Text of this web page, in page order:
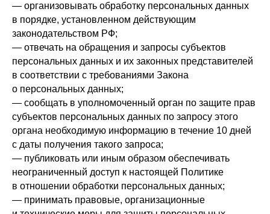
— организовывать обработку персональных данных
в порядке, установленном действующим
законодательством РФ;
— отвечать на обращения и запросы субъектов
персональных данных и их законных представителей
в соответствии с требованиями Закона
о персональных данных;
— сообщать в уполномоченный орган по защите прав
субъектов персональных данных по запросу этого
органа необходимую информацию в течение 10 дней
с даты получения такого запроса;
— публиковать или иным образом обеспечивать
неограниченный доступ к настоящей Политике
в отношении обработки персональных данных;
— принимать правовые, организационные